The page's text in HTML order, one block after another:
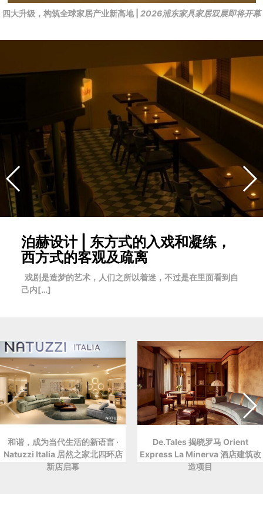
四大升级，构筑全球家居产业新高地 | 2026浦东家具家居双展即将开幕
泊赫设计 | 东方式的入戏和凝练，
西方式的客观及疏离
戏剧是造梦的艺术，人们之所以着迷，不过是在里面看到自
己内[…]
和谐，成为当代生活的新语言 ·
Natuzzi Italia 居然之家北四环店
新店启幕
De.Tales 揭晓罗马 Orient
Express La Minerva 酒店建筑改
造项目